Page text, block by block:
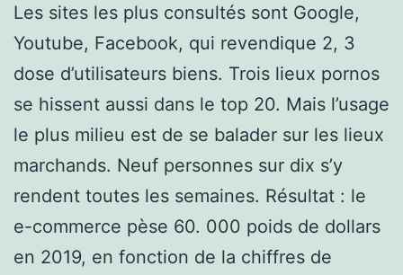
Les sites les plus consultés sont Google,
Youtube, Facebook, qui revendique 2, 3
dose d’utilisateurs biens. Trois lieux pornos
se hissent aussi dans le top 20. Mais l’usage
le plus milieu est de se balader sur les lieux
marchands. Neuf personnes sur dix s’y
rendent toutes les semaines. Résultat : le
e-commerce pèse 60. 000 poids de dollars
en 2019, en fonction de la chiffres de